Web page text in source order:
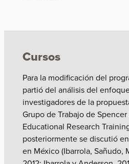
Cursos
Para la modificación del
partió del análisis del
investigadores de la
Grupo de Trabajo de
Educational Research
posteriormente se discutió
en México (Ibarrola, Sañudo,